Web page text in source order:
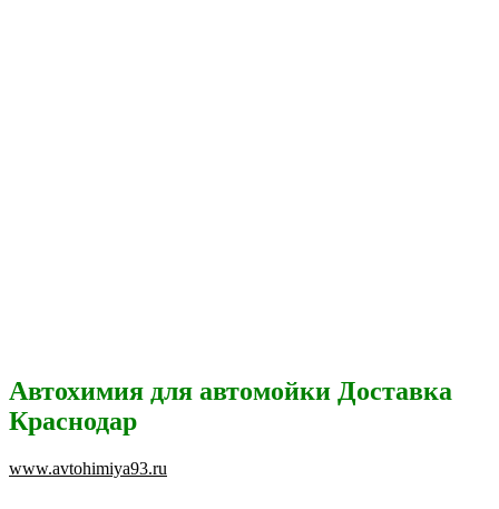
Автохимия для автомойки Доставка
Краснодар
www.avtohimiya93.ru